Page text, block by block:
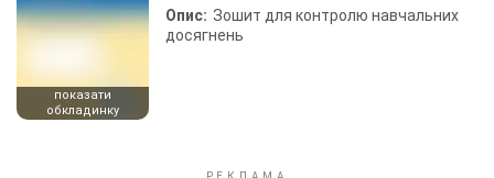
показати
обкладинку
Опис: Зошит для контролю навчальних
досягнень